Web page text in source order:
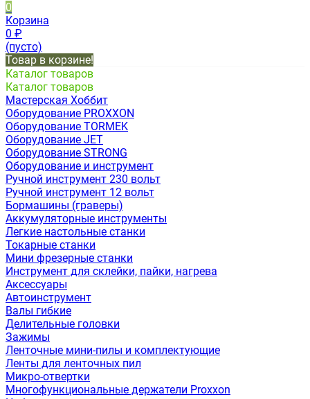
0
Корзина
0 ₽
(пусто)
Товар в корзине!
Каталог товаров
Каталог товаров
Мастерская Хоббит
Оборудование PROXXON
Оборудование TORMEK
Оборудование JET
Оборудование STRONG
Оборудование и инструмент
Ручной инструмент 230 вольт
Ручной инструмент 12 вольт
Бормашины (граверы)
Аккумуляторные инструменты
Легкие настольные станки
Токарные станки
Мини фрезерные станки
Инструмент для склейки, пайки, нагрева
Аксессуары
Автоинструмент
Валы гибкие
Делительные головки
Зажимы
Ленточные мини-пилы и комплектующие
Ленты для ленточных пил
Микро-отвертки
Многофункциональные держатели Proxxon